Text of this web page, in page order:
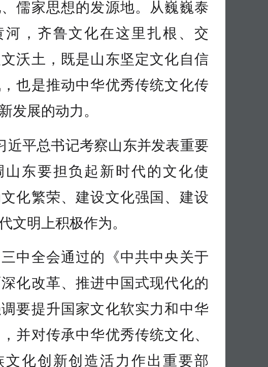
儒家思想的发源地。从巍巍泰
河，齐鲁文化在这里扎根、交
沃土，既是山东坚定文化自信
也是推动中华优秀传统文化传
发展的动力。
近平总书记考察山东并发表重要
山东要担负起新时代的文化使
化繁荣、建设文化强国、建设
文明上积极作为。
中全会通过的《中共中央关于
化改革、推进中国式现代化的
要提升国家文化软实力和中华
并对传承中华优秀传统文化、
文化创新创造活力作出重要部